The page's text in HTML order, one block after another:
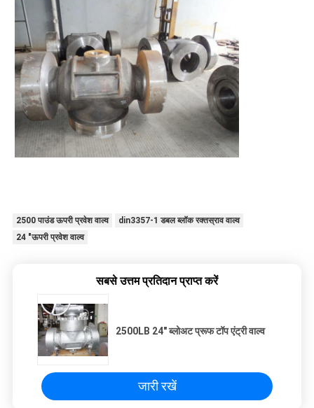
2500 पाउंड ऊपरी प्रवेश वाल्व
din3357-1 डबल ब्लॉक रक्तस्राव वाल्व
24 "ऊपरी प्रवेश वाल्व
सबसे उत्तम प्रतिदान प्राप्त करें
2500LB 24" ब्लोअट प्रूफ टॉप एंट्री वाल्व
जारी रखें